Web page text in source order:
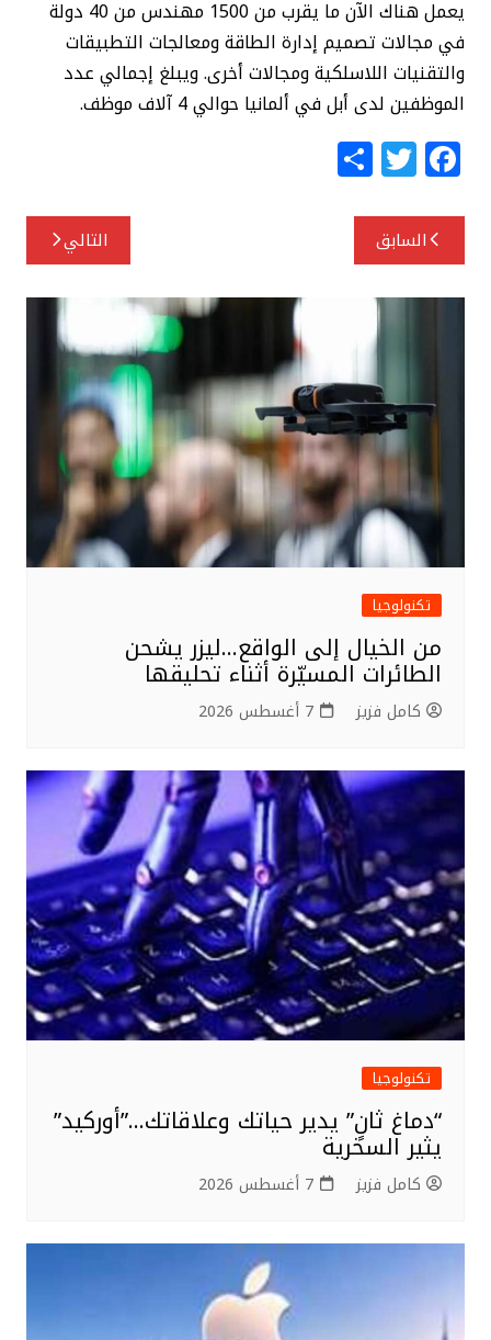
يعمل هناك الآن ما يقرب من 1500 مهندس من 40 دولة
في مجالات تصميم إدارة الطاقة ومعالجات التطبيقات
والتقنيات اللاسلكية ومجالات أخرى. ويبلغ إجمالي عدد
الموظفين لدى أبل في ألمانيا حوالي 4 آلاف موظف.
F
a
c
e
b
o
k
T
w
itt
e
r
S
h
تصفّح
المقالات
السابق التالي
تكنولوجيا
من الخيال إلى الواقع…ليزر يشحن
الطائرات المسيّرة أثناء تحليقها
كامل فزيز 7 أغسطس 2026
تكنولوجيا
“دماغ ثانٍ” يدير حياتك وعلاقاتك…”أوركيد”
يثير السخرية
كامل فزيز 7 أغسطس 2026